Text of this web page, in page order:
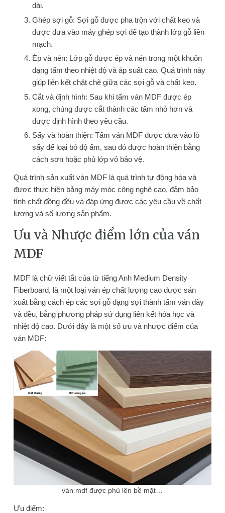
dài.
Ghép sợi gỗ: Sợi gỗ được pha trộn với chất keo và
được đưa vào máy ghép sợi để tạo thành lớp gỗ liền
mạch.
Ép và nén: Lớp gỗ được ép và nén trong một khuôn
dạng tấm theo nhiệt độ và áp suất cao. Quá trình này
giúp liên kết chặt chẽ giữa các sợi gỗ và chất keo.
Cắt và định hình: Sau khi tấm ván MDF được ép
xong, chúng được cắt thành các tấm nhỏ hơn và
được định hình theo yêu cầu.
Sấy và hoàn thiện: Tấm ván MDF được đưa vào lò
sấy để loại bỏ độ ẩm, sau đó được hoàn thiện bằng
cách sơn hoặc phủ lớp vỏ bảo vệ.
Quá trình sản xuất ván MDF là quá trình tự động hóa và
được thực hiện bằng máy móc công nghệ cao, đảm bảo
tính chất đồng đều và đáp ứng được các yêu cầu về chất
lượng và số lượng sản phẩm.
Ưu và Nhược điểm lớn của ván
MDF
MDF là chữ viết tắt của từ tiếng Anh Medium Density
Fiberboard, là một loại ván ép chất lượng cao được sản
xuất bằng cách ép các sợi gỗ dạng sợi thành tấm ván dày
và đều, bằng phương pháp sử dụng liên kết hóa học và
nhiệt độ cao. Dưới đây là một số ưu và nhược điểm của
ván MDF:
ván mdf được phủ lên bề mặt…
Ưu điểm: